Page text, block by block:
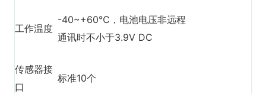
工作温度
-40~+60℃，电池电压非远程
通讯时不小于3.9V DC
传感器接
口
标准10个